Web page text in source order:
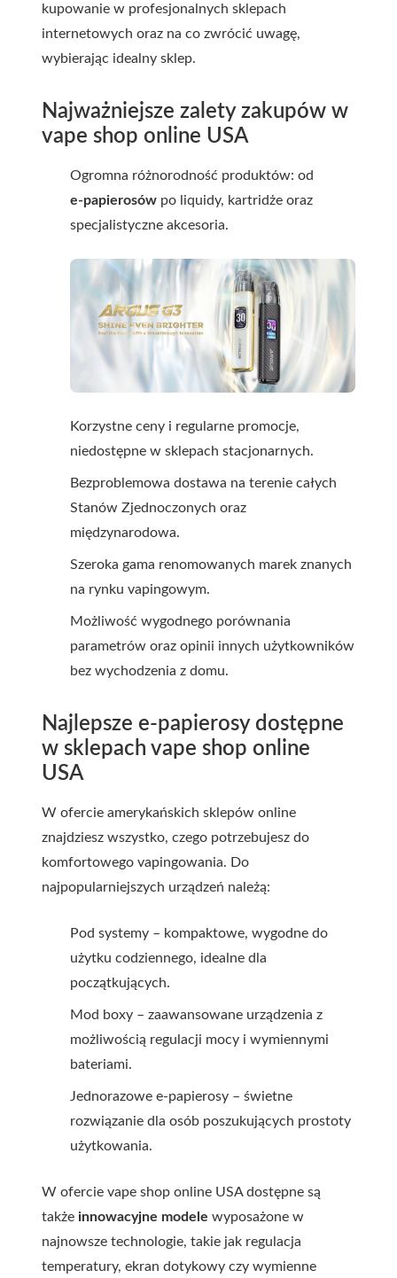
kupowanie w profesjonalnych sklepach
internetowych oraz na co zwrócić uwagę,
wybierając idealny sklep.
Najważniejsze zalety zakupów w
vape shop online USA
Ogromna różnorodność produktów: od
e‑papierosów po liquidy, kartridże oraz
specjalistyczne akcesoria.
Korzystne ceny i regularne promocje,
niedostępne w sklepach stacjonarnych.
Bezproblemowa dostawa na terenie całych
Stanów Zjednoczonych oraz
międzynarodowa.
Szeroka gama renomowanych marek znanych
na rynku vapingowym.
Możliwość wygodnego porównania
parametrów oraz opinii innych użytkowników
bez wychodzenia z domu.
Najlepsze e-papierosy dostępne
w sklepach vape shop online
USA
W ofercie amerykańskich sklepów online
znajdziesz wszystko, czego potrzebujesz do
komfortowego vapingowania. Do
najpopularniejszych urządzeń należą:
Pod systemy – kompaktowe, wygodne do
użytku codziennego, idealne dla
początkujących.
Mod boxy – zaawansowane urządzenia z
możliwością regulacji mocy i wymiennymi
bateriami.
Jednorazowe e-papierosy – świetne
rozwiązanie dla osób poszukujących prostoty
użytkowania.
W ofercie vape shop online USA dostępne są
także innowacyjne modele wyposażone w
najnowsze technologie, takie jak regulacja
temperatury, ekran dotykowy czy wymienne